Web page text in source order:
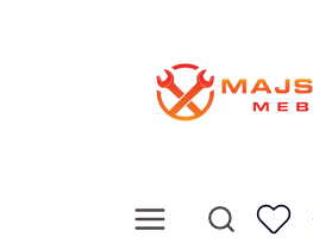
Menu Otwórz
Szukaj